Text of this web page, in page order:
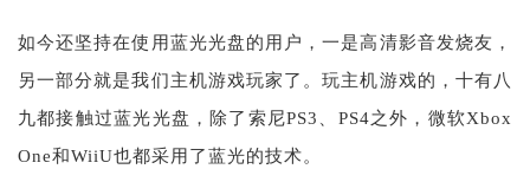
如今还坚持在使用蓝光光盘的用户，一是高清影音发烧友，
另一部分就是我们主机游戏玩家了。玩主机游戏的，十有八
九都接触过蓝光光盘，除了索尼PS3、PS4之外，微软Xbox
One和WiiU也都采用了蓝光的技术。